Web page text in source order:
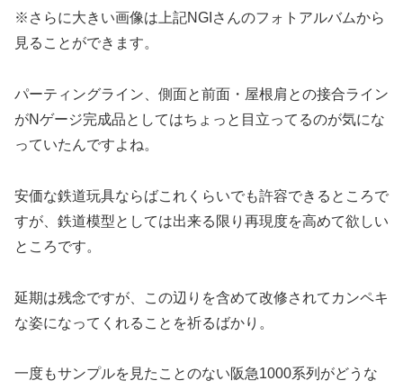
※さらに大きい画像は上記NGIさんのフォトアルバムから
見ることができます。
パーティングライン、側面と前面・屋根肩との接合ライン
がNゲージ完成品としてはちょっと目立ってるのが気にな
っていたんですよね。
安価な鉄道玩具ならばこれくらいでも許容できるところで
すが、鉄道模型としては出来る限り再現度を高めて欲しい
ところです。
延期は残念ですが、この辺りを含めて改修されてカンペキ
な姿になってくれることを祈るばかり。
一度もサンプルを見たことのない阪急1000系列がどうな